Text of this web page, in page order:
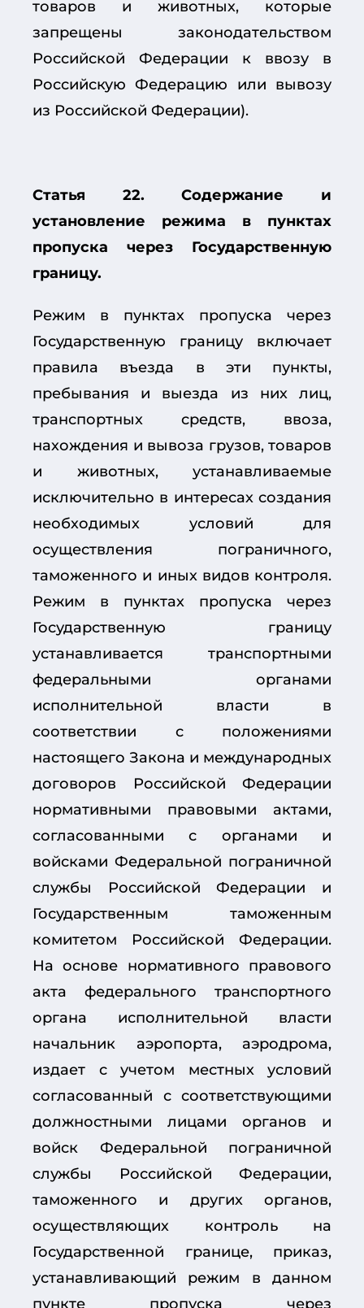
товаров и животных, которые
запрещены законодательством
Российской Федерации к ввозу в
Российскую Федерацию или вывозу
из Российской Федерации).
Статья 22. Содержание и
установление режима в пунктах
пропуска через Государственную
границу.
Режим в пунктах пропуска через
Государственную границу включает
правила въезда в эти пункты,
пребывания и выезда из них лиц,
транспортных средств, ввоза,
нахождения и вывоза грузов, товаров
и животных, устанавливаемые
исключительно в интересах создания
необходимых условий для
осуществления пограничного,
таможенного и иных видов контроля.
Режим в пунктах пропуска через
Государственную границу
устанавливается транспортными
федеральными органами
исполнительной власти в
соответствии с положениями
настоящего Закона и международных
договоров Российской Федерации
нормативными правовыми актами,
согласованными с органами и
войсками Федеральной пограничной
службы Российской Федерации и
Государственным таможенным
комитетом Российской Федерации.
На основе нормативного правового
акта федерального транспортного
органа исполнительной власти
начальник аэропорта, аэродрома,
издает с учетом местных условий
согласованный с соответствующими
должностными лицами органов и
войск Федеральной пограничной
службы Российской Федерации,
таможенного и других органов,
осуществляющих контроль на
Государственной границе, приказ,
устанавливающий режим в данном
пункте пропуска через